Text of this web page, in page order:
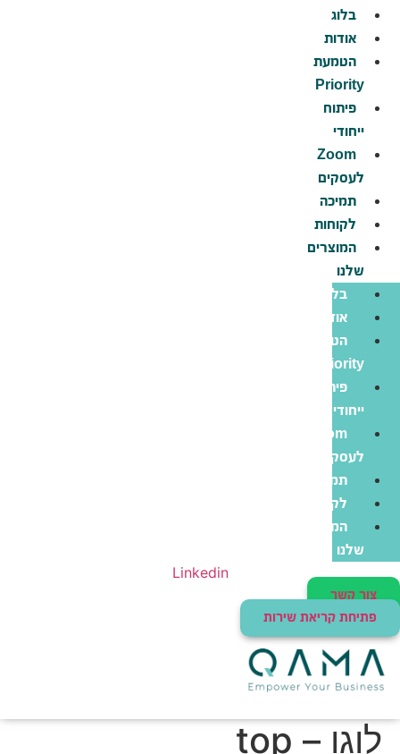
בלוג
אודות
הטמעת
Priority
פיתוח
ייחודי
Zoom
לעסקים
תמיכה
לקוחות
המוצרים
שלנו
בלוג
אודות
הטמעת
Priority
פיתוח
ייחודי
Zoom
לעסקים
תמיכה
לקוחות
המוצרים
שלנו
Linkedin
צור קשר
פתיחת קריאת שירות
לוגו – top